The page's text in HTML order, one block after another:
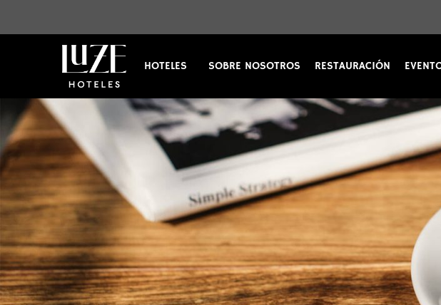
HOTELES SOBRE NOSOTROS RESTAURACIÓN